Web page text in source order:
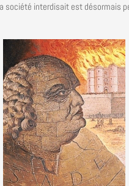
société interdisait est désormais